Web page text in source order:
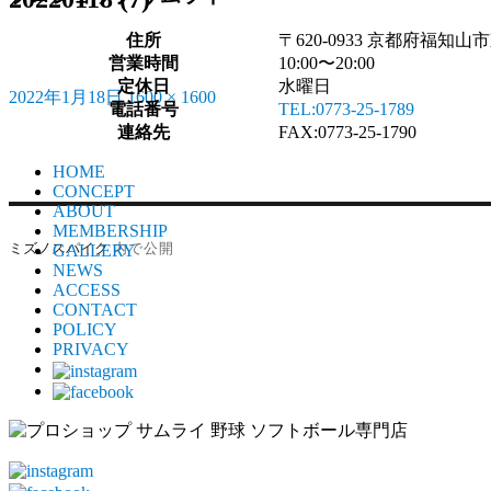
投
2022年1月18日
フ
ル
1600 × 1600
投
稿
ナ
ビ
ゲ
ー
シ
ョ
ミズノスパイク 内で公開
住所
〒620-0933 京都府福知山
営業時間
10:00〜20:00
定休日
水曜日
電話番号
TEL:0773-25-1789
連絡先
FAX:0773-25-1790
HOME
CONCEPT
ABOUT
MEMBERSHIP
GALLERY
NEWS
ACCESS
CONTACT
POLICY
PRIVACY